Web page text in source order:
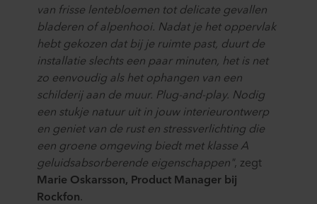
staat ook welk specifiek ROCKWOOL-bedrijf de
verwerkingsverantwoordelijke is voor uw
persoonsgegevens.
van frisse lentebloemen tot delicate gevallen
bladeren of alpenhooi. Nadat je het oppervlak
hebt gekozen dat bij je ruimte past, duurt de
installatie slechts een paar minuten, het is net
zo eenvoudig als het ophangen van een
schilderij aan de muur. Plug-and-play. Nodig
een stukje natuur uit in jouw interieurontwerp
en geniet van de rust en stressverlichting die
een groene omgeving biedt met klasse A
geluidsabsorberende eigenschappen", zegt
Marie Oskarsson, Product Manager bij
Rockfon.